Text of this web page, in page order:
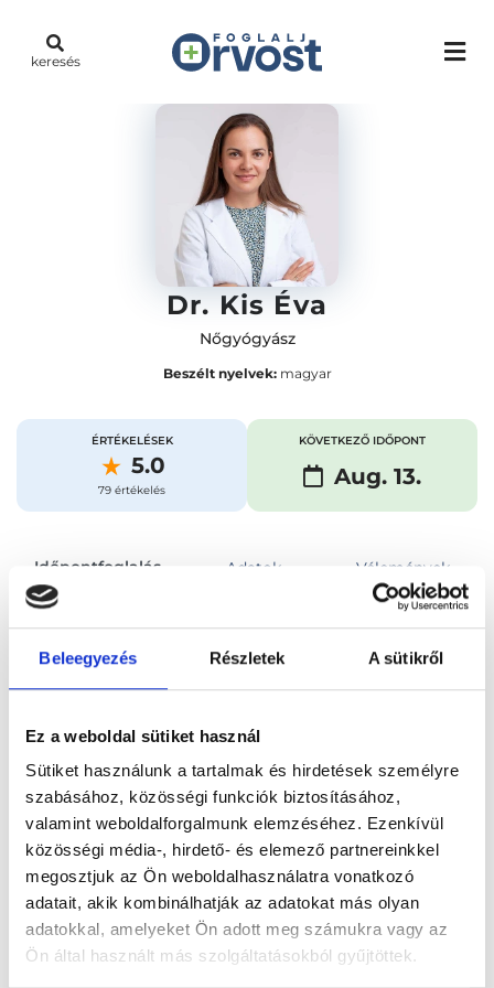
Beleegyezés Részletek A sütikről
Ez a weboldal sütiket használ
Sütiket használunk a tartalmak és hirdetések személyre
szabásához, közösségi funkciók biztosításához,
valamint weboldalforgalmunk elemzéséhez. Ezenkívül
közösségi média-, hirdető- és elemező partnereinkkel
megosztjuk az Ön weboldalhasználatra vonatkozó
adatait, akik kombinálhatják az adatokat más olyan
adatokkal, amelyeket Ön adott meg számukra vagy az
Ön által használt más szolgáltatásokból gyűjtöttek.
keresés
Dr. Kis Éva
Nőgyógyász
Beszélt nyelvek:magyar
ÉRTÉKELÉSEK
5.0
79 értékelés
KÖVETKEZŐ IDŐPONT
Aug. 13.
Időpontfoglalás Adatok Vélemények
Foglalj időpontot
Főoldal Orvosok Nőgyógyász
Nőgyógyász, Budaörs Dr. Kis Éva